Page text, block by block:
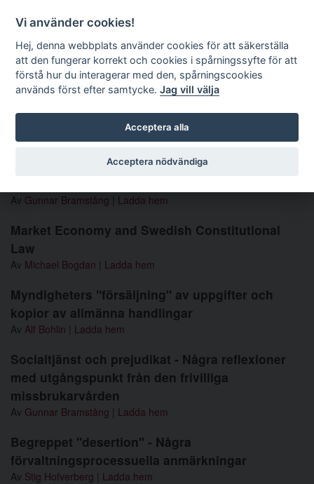
Förvaltningsrättslig tidskrift
Sök
Nummer 1992 1-3
Av Gunnar Bramstång Ladda hem
Market Economy and Swedish Constitutional
Law
Av Michael Bogdan Ladda hem
Myndigheters "försäljning" av uppgifter och
kopior av allmänna handlingar
Av Alf Bohlin Ladda hem
Socialtjänst och prejudikat - Några reflexioner
med utgångspunkt från den frivilliga
missbrukarvården
Av Gunnar Bramstång Ladda hem
Begreppet "desertion" - Några
förvaltningsprocessuella anmärkningar
Av Stig Hofverberg Ladda hem
Vi använder cookies!
Hej, denna webbplats använder cookies för att säkerställa
att den fungerar korrekt och cookies i spårningssyfte för att
förstå hur du interagerar med den, spårningscookies
används först efter samtycke.Jag vill välja
Acceptera alla
Acceptera nödvändiga